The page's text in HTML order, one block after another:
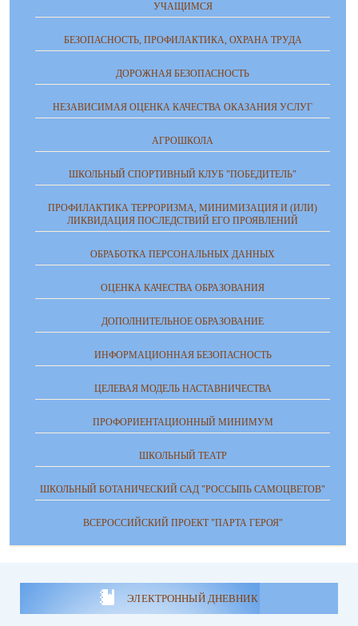
УЧАЩИМСЯ
БЕЗОПАСНОСТЬ, ПРОФИЛАКТИКА, ОХРАНА ТРУДА
ДОРОЖНАЯ БЕЗОПАСНОСТЬ
НЕЗАВИСИМАЯ ОЦЕНКА КАЧЕСТВА ОКАЗАНИЯ УСЛУГ
АГРОШКОЛА
ШКОЛЬНЫЙ СПОРТИВНЫЙ КЛУБ "ПОБЕДИТЕЛЬ"
ПРОФИЛАКТИКА ТЕРРОРИЗМА, МИНИМИЗАЦИЯ И (ИЛИ)
ЛИКВИДАЦИЯ ПОСЛЕДСТВИЙ ЕГО ПРОЯВЛЕНИЙ
ОБРАБОТКА ПЕРСОНАЛЬНЫХ ДАННЫХ
ОЦЕНКА КАЧЕСТВА ОБРАЗОВАНИЯ
ДОПОЛНИТЕЛЬНОЕ ОБРАЗОВАНИЕ
ИНФОРМАЦИОННАЯ БЕЗОПАСНОСТЬ
ЦЕЛЕВАЯ МОДЕЛЬ НАСТАВНИЧЕСТВА
ПРОФОРИЕНТАЦИОННЫЙ МИНИМУМ
ШКОЛЬНЫЙ ТЕАТР
ШКОЛЬНЫЙ БОТАНИЧЕСКИЙ САД "РОССЫПЬ САМОЦВЕТОВ"
ВСЕРОССИЙСКИЙ ПРОЕКТ "ПАРТА ГЕРОЯ"
ЭЛЕКТРОННЫЙ ДНЕВНИК